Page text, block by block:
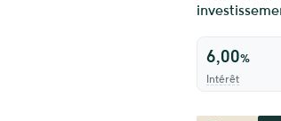
6,00%
Intérêt